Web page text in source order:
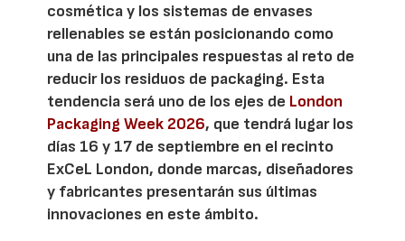
cosmética y los sistemas de envases
rellenables se están posicionando como
una de las principales respuestas al reto de
reducir los residuos de packaging. Esta
tendencia será uno de los ejes de London
Packaging Week 2026, que tendrá lugar los
días 16 y 17 de septiembre en el recinto
ExCeL London, donde marcas, diseñadores
y fabricantes presentarán sus últimas
innovaciones en este ámbito.